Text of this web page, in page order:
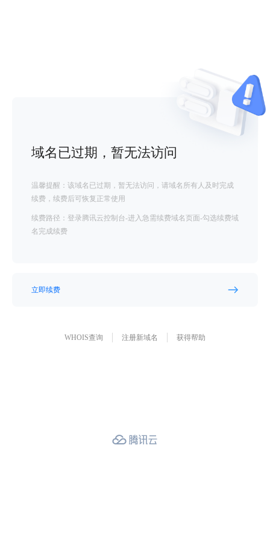
域名已过期，暂无法访问
温馨提醒：该域名已过期，暂无法访问，请域名所有人及时完成
续费，续费后可恢复正常使用
续费路径：登录腾讯云控制台-进入急需续费域名页面-勾选续费域
名完成续费
立即续费
WHOIS查询 注册新域名 获得帮助